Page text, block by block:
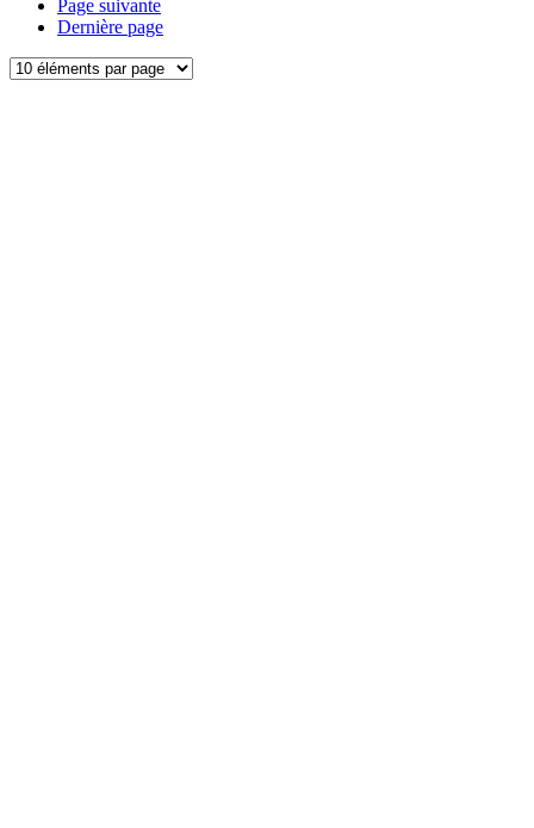
Page suivante
Dernière page